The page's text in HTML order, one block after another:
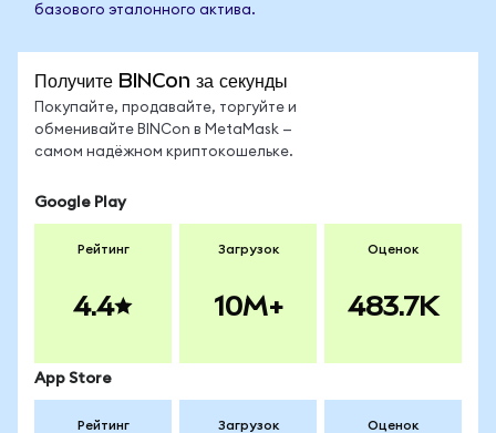
базового эталонного актива.
Получите BINCon за секунды
Покупайте, продавайте, торгуйте и
обменивайте BINCon в MetaMask —
самом надёжном криптокошельке.
Google Play
Рейтинг
4.4
Загрузок
10M+
Оценок
483.7K
App Store
Рейтинг Загрузок Оценок